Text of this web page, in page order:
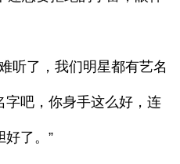
听了，我们明星都有艺名
字吧，你身手这么好，连
好了。”